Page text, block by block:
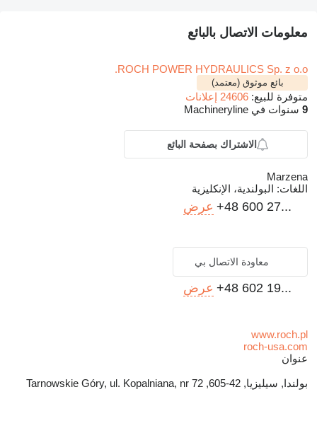
معلومات الاتصال بالبائع
ROCH POWER HYDRAULICS Sp. z o.o.
بائع موثوق (معتمد)
متوفرة للبيع: 24606 إعلانات
9 سنوات في Machineryline
الاشتراك بصفحة البائع
Marzena
اللغات: البولندية، الإنكليزية
+48 600 27... عرض
معاودة الاتصال بي
+48 602 19... عرض
www.roch.pl
roch-usa.com
عنوان
بولندا, سيليزيا, 42-605, Tarnowskie Góry, ul. Kopalniana, nr 72